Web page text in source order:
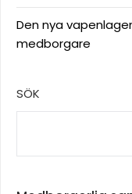
Den nya
medborgare
SÖK